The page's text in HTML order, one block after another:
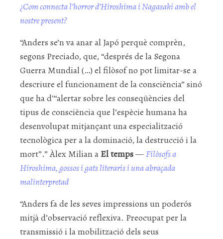
¿Com connecta l’horror d’Hiroshima i Nagasaki amb el
nostre present?
“Anders se’n va anar al Japó perquè comprèn,
segons Preciado, que, “després de la Segona
Guerra Mundial (…) el filòsof no pot limitar-se a
descriure el funcionament de la consciència” sinó
que ha d’“alertar sobre les conseqüències del
tipus de consciència que l’espècie humana ha
desenvolupat mitjançant una especialització
tecnològica per a la dominació, la destrucció i la
mort”.” Àlex Milian a El temps—Filòsofs a
Hiroshima, gossos i gats literaris i una abraçada
malinterpretad
“Anders fa de les seves impressions un poderós
mitjà d’observació reflexiva. Preocupat per la
transmissió i la mobilització dels seus